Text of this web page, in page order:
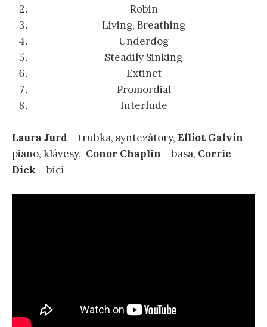
Robin
Living, Breathing
Underdog
Steadily Sinking
Extinct
Promordial
Interlude
Laura Jurd – trubka, syntezátory, Elliot Galvin –
piano, klávesy, Conor Chaplin – basa, Corrie
Dick – bicí